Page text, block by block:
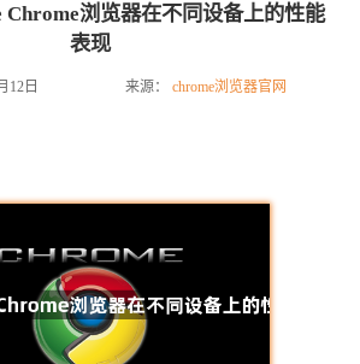
Chrome浏览器在不同设备上的性能
表现
12日 来源： chrome浏览器官网